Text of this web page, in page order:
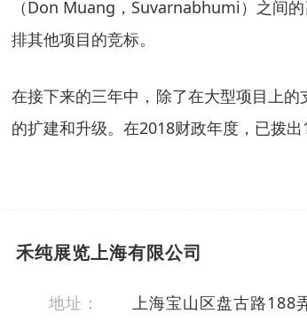
（Don Muang，Suvarnabhumi）之间
排其他项目的竞标。
在接下来的三年中，除了在大型项目上
的扩建和升级。在2018财政年度，已拨出
禾纯展览上海有限公司
地址： 上海宝山区盘古路188